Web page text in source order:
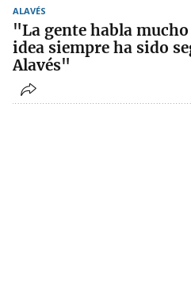
ALAVÉS
"La gente habla
idea siempre ha sido
Alavés"